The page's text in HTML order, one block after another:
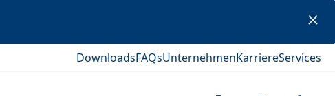
DownloadsFAQsUnternehmenKarriereServices